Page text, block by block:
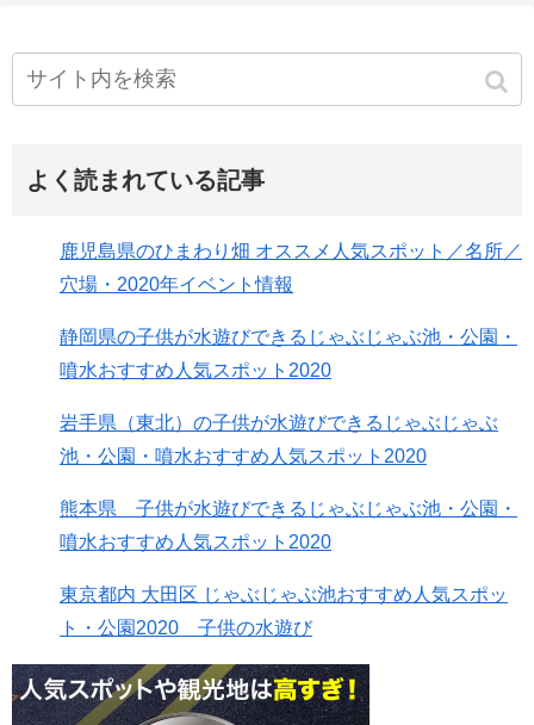
よく読まれている記事
鹿児島県のひまわり畑 オススメ人気スポット／名所／
穴場・2020年イベント情報
静岡県の子供が水遊びできるじゃぶじゃぶ池・公園・
噴水おすすめ人気スポット2020
岩手県（東北）の子供が水遊びできるじゃぶじゃぶ
池・公園・噴水おすすめ人気スポット2020
熊本県 子供が水遊びできるじゃぶじゃぶ池・公園・
噴水おすすめ人気スポット2020
東京都内 大田区 じゃぶじゃぶ池おすすめ人気スポッ
ト・公園2020 子供の水遊び